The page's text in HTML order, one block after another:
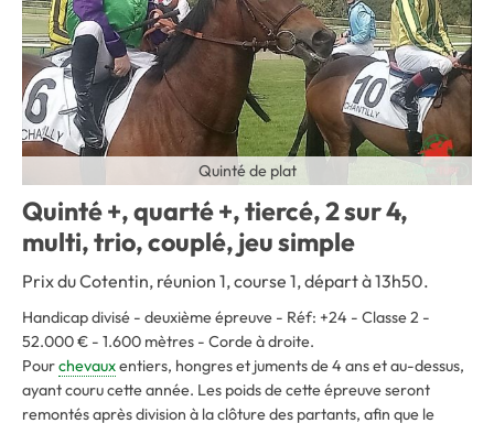
Quinté de plat
Quinté +, quarté +, tiercé, 2 sur 4,
multi, trio, couplé, jeu simple
Prix du Cotentin, réunion 1, course 1, départ à 13h50.
Handicap divisé - deuxième épreuve - Réf: +24 - Classe 2 -
52.000 € - 1.600 mètres - Corde à droite.
Pourchevauxentiers, hongres et juments de 4 ans et au-dessus,
ayant couru cette année. Les poids de cette épreuve seront
remontés après division à la clôture des partants, afin que le